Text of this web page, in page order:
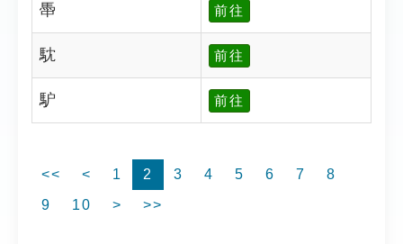
馽 前往
馾 前往
馿 前往
<< < 1 2 3 4 5 6 7
8
9
10 > >>